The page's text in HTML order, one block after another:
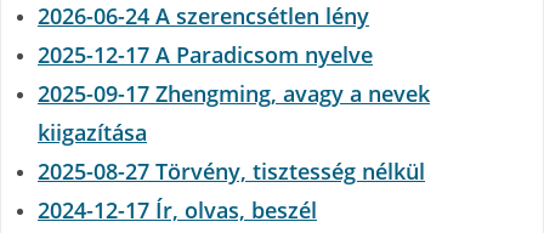
2026-06-24 A szerencsétlen lény
2025-12-17 A Paradicsom nyelve
2025-09-17 Zhengming, avagy a nevek
kiigazítása
2025-08-27 Törvény, tisztesség nélkül
2024-12-17 Ír, olvas, beszél